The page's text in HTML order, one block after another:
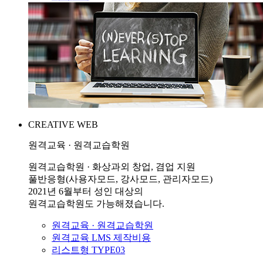
CREATIVE WEB
원격교육 · 원격교습학원
원격교습학원 · 화상과외 창업, 겸업 지원
풀반응형(사용자모드, 강사모드, 관리자모드)
2021년 6월부터 성인 대상의
원격교습학원도 가능해졌습니다.
원격교육 · 원격교습학원
원격교육 LMS 제작비용
리스트형 TYPE03